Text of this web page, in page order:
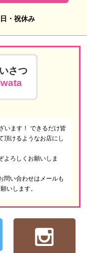
・祝休み
さつ
います！ できるだけ皆
頂けるようなお店にし
よろしくお願いしま
問い合わせはメールも
いします。